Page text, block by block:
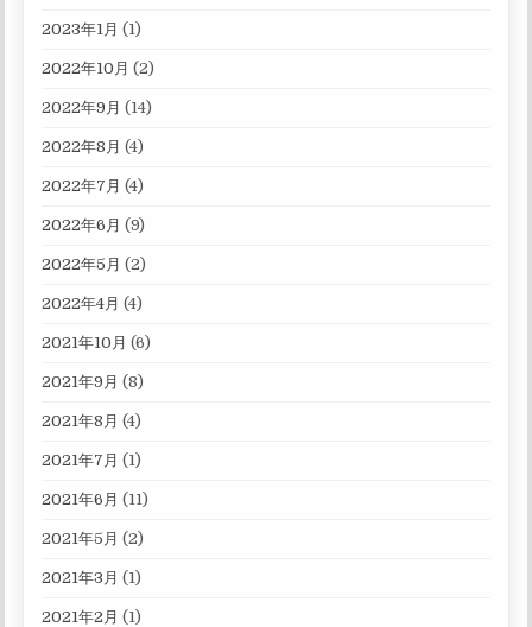
2023年1月 (1)
2022年10月 (2)
2022年9月 (14)
2022年8月 (4)
2022年7月 (4)
2022年6月 (9)
2022年5月 (2)
2022年4月 (4)
2021年10月 (6)
2021年9月 (8)
2021年8月 (4)
2021年7月 (1)
2021年6月 (11)
2021年5月 (2)
2021年3月 (1)
2021年2月 (1)